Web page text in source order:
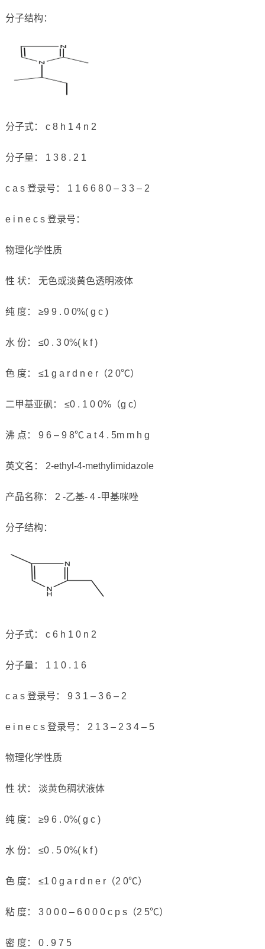
分子结构：
分子式： c 8 h 1 4 n 2
分子量： 1 3 8 . 2 1
c a s 登录号： 1 1 6 6 8 0 – 3 3 – 2
e i n e c s 登录号：
物理化学性质
性 状： 无色或淡黄色透明液体
纯 度： ≥9 9 . 0 0%( g c )
水 份： ≤0 . 3 0%( k f )
色 度： ≤1 g a r d n e r（2 0℃）
二甲基亚砜： ≤0 . 1 0 0%（g c）
沸 点： 9 6 – 9 8℃ a t 4 . 5m m h g
英文名： 2-ethyl-4-methylimidazole
产品名称： 2 -乙基- 4 -甲基咪唑
分子结构：
分子式： c 6 h 1 0 n 2
分子量： 1 1 0 . 1 6
c a s 登录号： 9 3 1 – 3 6 – 2
e i n e c s 登录号： 2 1 3 – 2 3 4 – 5
物理化学性质
性 状： 淡黄色稠状液体
纯 度： ≥9 6 . 0%( g c )
水 份： ≤0 . 5 0%( k f )
色 度： ≤1 0 g a r d n e r（2 0℃）
粘 度： 3 0 0 0 – 6 0 0 0 c p s（2 5℃）
密 度： 0 . 9 7 5